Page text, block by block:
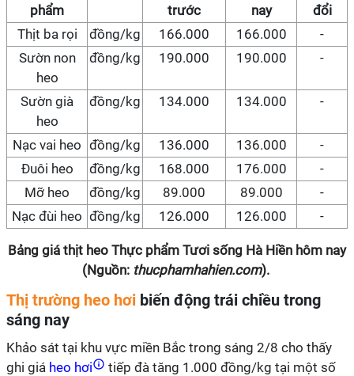
phẩm
trước
nay
đổi
Thịt ba rọi
đồng/kg 166.000 166.000
-
Sườn non
heo
đồng/kg 190.000 190.000 -
Sườn già
heo
đồng/kg 134.000 134.000 -
Nạc vai heo đồng/kg 136.000 136.000
-
Đuôi heo
đồng/kg 168.000 176.000
-
Mỡ heo
đồng/kg 89.000 89.000
-
Nạc đùi heo đồng/kg 126.000 126.000 -
Bảng giá thịt heo Thực phẩm Tươi sống Hà Hiền hôm nay
(Nguồn:thucphamhahien.com).
Thị trường heo hơi biến động trái chiều trong
sáng nay
Khảo sát tại khu vực miền Bắc trong sáng 2/8 cho thấy
ghi giá heo hơi
tiếp đà tăng 1.000 đồng/kg tại một số